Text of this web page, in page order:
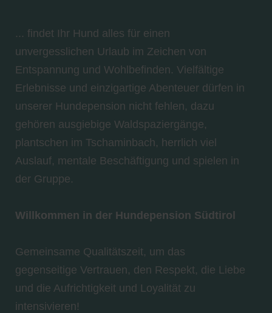
... findet Ihr Hund alles für einen
unvergesslichen Urlaub im Zeichen von
Entspannung und Wohlbefinden. Vielfältige
Erlebnisse und einzigartige Abenteuer dürfen in
unserer Hundepension nicht fehlen, dazu
gehören ausgiebige Waldspaziergänge,
plantschen im Tschaminbach, herrlich viel
Auslauf, mentale Beschäftigung und spielen in
der Gruppe.
Willkommen in der Hundepension Südtirol
Gemeinsame Qualitätszeit, um das
gegenseitige Vertrauen, den Respekt, die Liebe
und die Aufrichtigkeit und Loyalität zu
intensivieren!